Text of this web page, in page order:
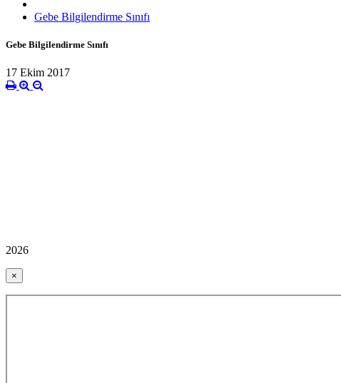
Gebe Bilgilendirme Sınıfı
Gebe Bilgilendirme Sınıfı
17 Ekim 2017
2026
×